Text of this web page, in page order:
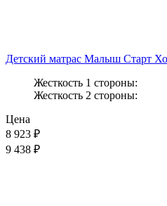
Детский матрас Малыш Старт
Жесткость 1 стороны:
Жесткость 2 стороны:
Цена
8 923 ₽
9 438 ₽